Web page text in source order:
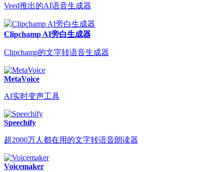
Veed推出的AI语音生成器
Clipchamp AI旁白生成器
Clipchamp的文字转语音生成器
MetaVoice
AI实时变声工具
Speechify
超2000万人都在用的文字转语音朗读器
Voicemaker